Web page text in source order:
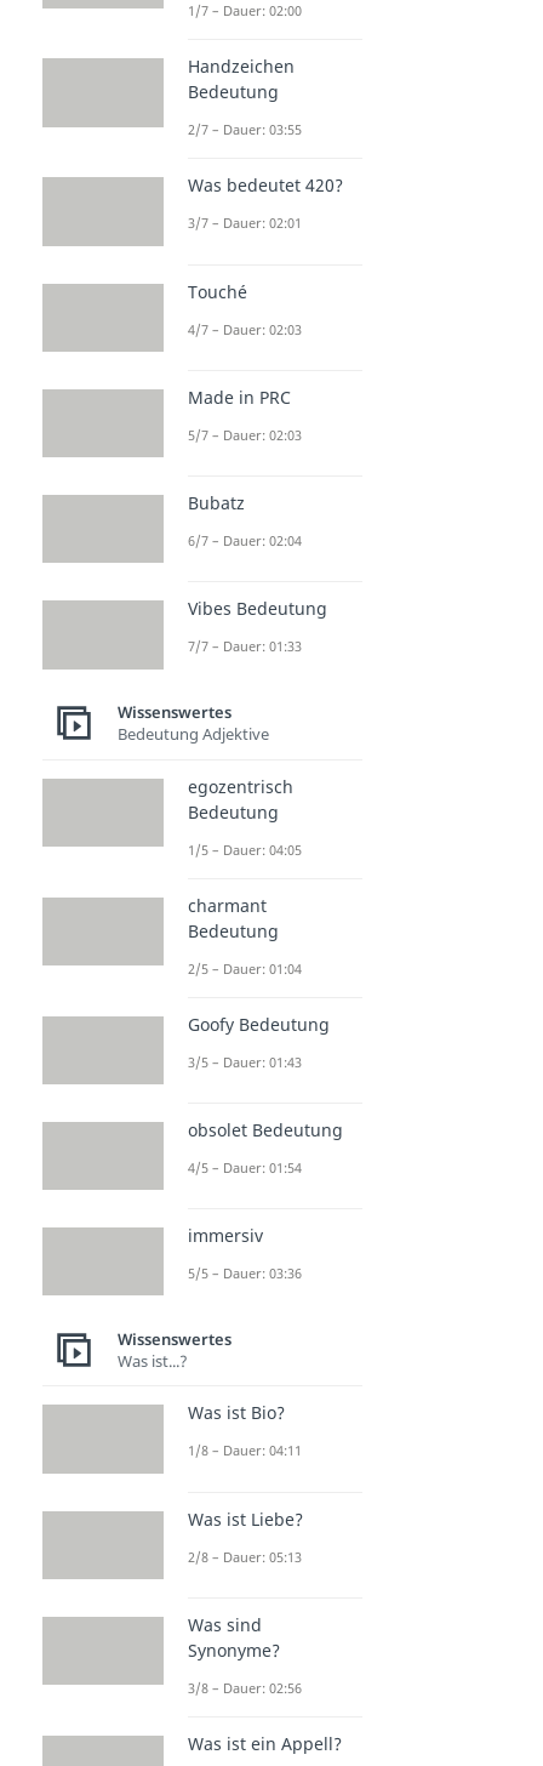
1/7 – Dauer: 02:00
Handzeichen
Bedeutung
2/7 – Dauer: 03:55
Was bedeutet 420?
3/7 – Dauer: 02:01
Touché
4/7 – Dauer: 02:03
Made in PRC
5/7 – Dauer: 02:03
Bubatz
6/7 – Dauer: 02:04
Vibes Bedeutung
7/7 – Dauer: 01:33
Wissenswertes
Bedeutung Adjektive
egozentrisch
Bedeutung
1/5 – Dauer: 04:05
charmant
Bedeutung
2/5 – Dauer: 01:04
Goofy Bedeutung
3/5 – Dauer: 01:43
obsolet Bedeutung
4/5 – Dauer: 01:54
immersiv
5/5 – Dauer: 03:36
Wissenswertes
Was ist...?
Was ist Bio?
1/8 – Dauer: 04:11
Was ist Liebe?
2/8 – Dauer: 05:13
Was sind
Synonyme?
3/8 – Dauer: 02:56
Was ist ein Appell?